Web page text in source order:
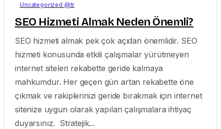
Uncategorized @tr
SEO Hizmeti Almak Neden Önemli?
SEO hizmeti almak pek çok açıdan önemlidir. SEO
hizmeti konusunda etkili çalışmalar yürütmeyen
internet siteleri rekabette geride kalmaya
mahkumdur. Her geçen gün artan rekabette öne
çıkmak ve rakiplerinizi geride bırakmak için internet
sitenize uygun olarak yapılan çalışmalara ihtiyaç
duyarsınız. Stratejik...